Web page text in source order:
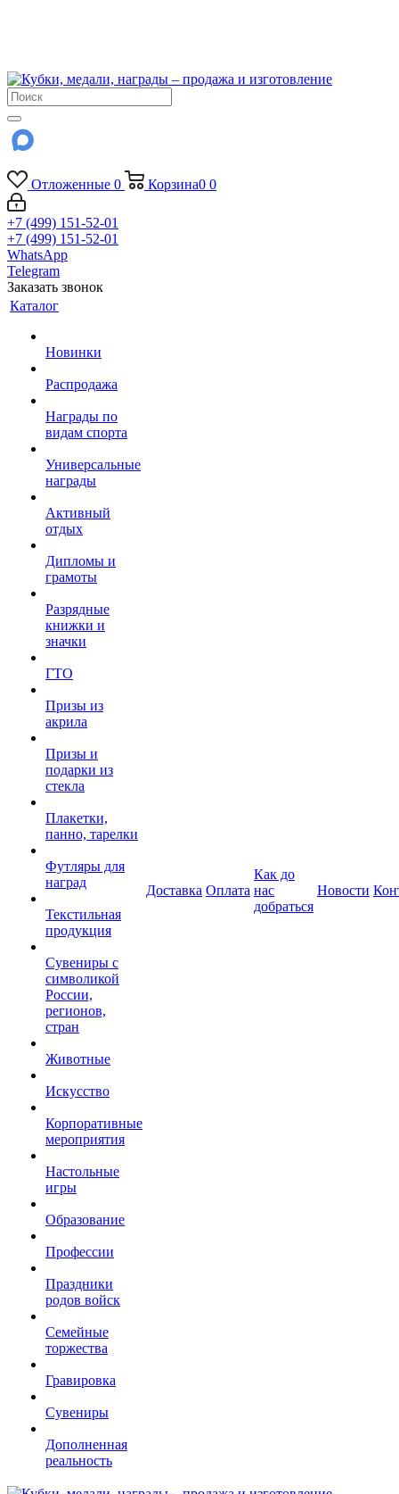
Отложенные 0 Корзина0 0
+7 (499) 151-52-01
+7 (499) 151-52-01
WhatsApp
Telegram
Заказать звонок
Каталог
Новинки
Распродажа
Награды по
видам спорта
Универсальные
награды
Активный
отдых
Дипломы и
грамоты
Разрядные
книжки и
значки
ГТО
Призы из
акрила
Призы и
подарки из
стекла
Плакетки,
панно, тарелки
Футляры для
наград
Текстильная
продукция
Сувениры с
символикой
России,
регионов,
стран
Животные
Искусство
Корпоративные
мероприятия
Настольные
игры
Образование
Профессии
Праздники
родов войск
Семейные
торжества
Гравировка
Сувениры
Дополненная
реальность
Доставка Оплата
Как до
нас
добраться
Новости